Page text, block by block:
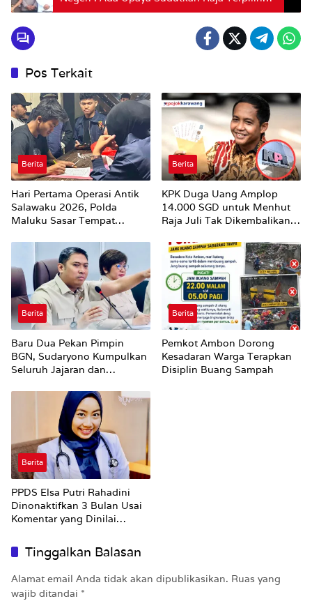
Dengan Hembuskan Isu Korupsi
Pos Terkait
Berita
Hari Pertama Operasi Antik
Salawaku 2026, Polda
Maluku Sasar Tempat
Berita
KPK Duga Uang Amplop
14.000 SGD untuk Menhut
Raja Juli Tak Dikembalikan
Berita
Baru Dua Pekan Pimpin
BGN, Sudaryono Kumpulkan
Seluruh Jajaran dan
Pungli dan Pemerasan
Supplier harus Berhenti
Berita
Pemkot Ambon Dorong
Kesadaran Warga Terapkan
Disiplin Buang Sampah
Berita
PPDS Elsa Putri Rahadini
Dinonaktifkan 3 Bulan Usai
Komentar yang Dinilai
Tinggalkan Balasan
Alamat email Anda tidak akan dipublikasikan. Ruas yang
wajib ditandai *